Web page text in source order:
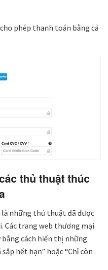
phép thanh toán bằng cả
thủ thuật thúc
là những thủ thuật đã được
Các trang web thương mại
cách hiển thị những
hết hạn” hoặc “Chỉ còn